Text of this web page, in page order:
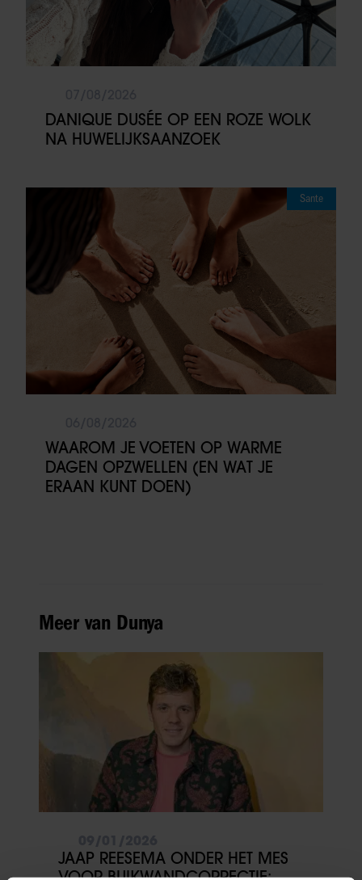
DANIQUE DUSÉE OP EEN ROZE WOLK
NA HUWELIJKSAANZOEK
Sante
WAAROM JE VOETEN OP WARME
DAGEN OPZWELLEN (EN WAT JE
ERAAN KUNT DOEN)
Meer van Dunya
JAAP REESEMA ONDER HET MES